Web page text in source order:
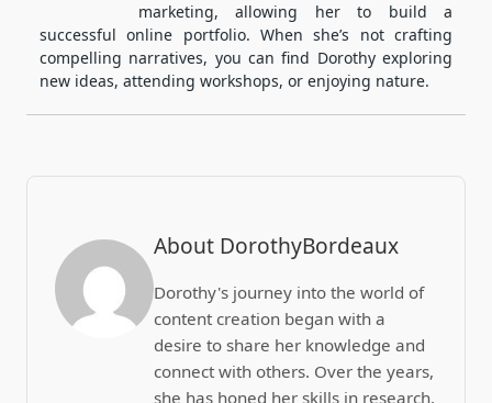
marketing, allowing her to build a
successful online portfolio. When she’s not crafting
compelling narratives, you can find Dorothy exploring
new ideas, attending workshops, or enjoying nature.
About DorothyBordeaux
Dorothy's journey into the world of
content creation began with a
desire to share her knowledge and
connect with others. Over the years,
she has honed her skills in research,